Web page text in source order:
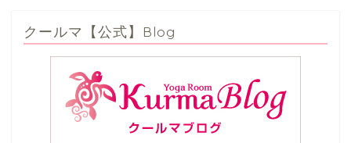
クールマ【公式】Blog